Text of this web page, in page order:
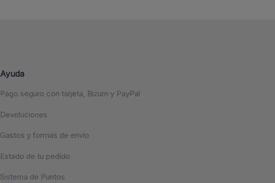
Ayuda
Pago seguro con tarjeta, Bizum y PayPal
Devoluciones
Gastos y formas de envío
Estado de tu pedido
Sistema de Puntos